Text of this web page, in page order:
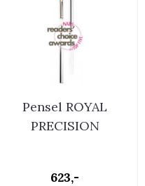
Pensel ROYAL
PRECISION
623,-